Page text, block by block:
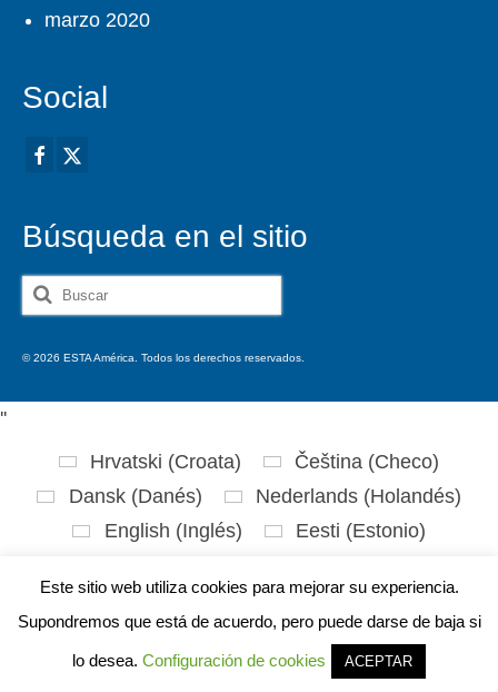
marzo 2020
Social
Búsqueda en el sitio
Buscar
por:
© 2026 ESTA América. Todos los derechos reservados.
Este sitio web utiliza cookies para mejorar su experiencia.
Supondremos que está de acuerdo, pero puede darse de baja si
lo desea. Configuración de cookies ACEPTAR
''
Hrvatski (Croata) Čeština (Checo)
Dansk(Danés) Nederlands(Holandés)
English (Inglés) Eesti (Estonio)
Deutsch(Alemán) Ελληνικά (Griego)
עברית
Magyar
Italiano
日本語(Japonés)